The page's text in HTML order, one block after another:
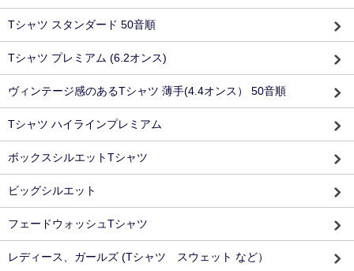
Tシャツ スタンダード 50音順
Tシャツ プレミアム (6.2オンス)
ヴィンテージ感のあるTシャツ 薄手(4.4オンス） 50音順
Tシャツ ハイラインプレミアム
ボックスシルエットTシャツ
ビッグシルエット
フェードウォッシュTシャツ
レディース、ガールズ (Tシャツ スウェット など）